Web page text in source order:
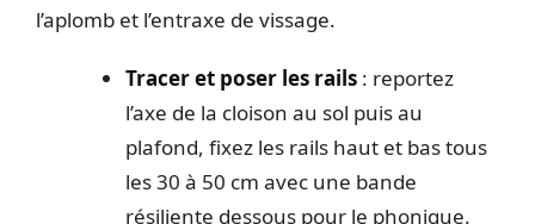
l’aplomb et l’entraxe de vissage.
Tracer et poser les rails : reportez
l’axe de la cloison au sol puis au
plafond, fixez les rails haut et bas tous
les 30 à 50 cm avec une bande
résiliente dessous pour le phonique.